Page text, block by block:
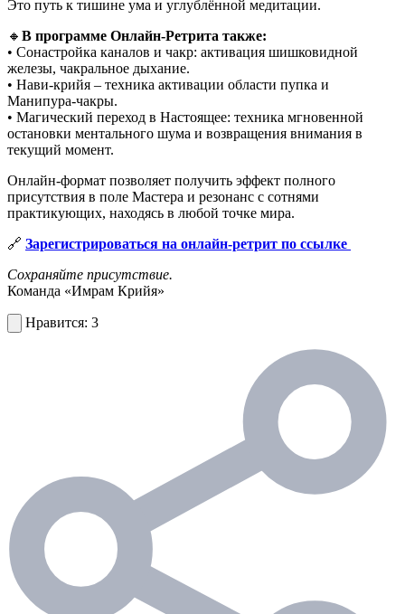
Это путь к тишине ума и углублённой медитации.
🔸 В программе Онлайн-Ретрита также:
• Сонастройка каналов и чакр: активация шишковидной
железы, чакральное дыхание.
• Нави-крийя – техника активации области пупка и
Манипура-чакры.
• Магический переход в Настоящее: техника мгновенной
остановки ментального шума и возвращения внимания в
текущий момент.
Онлайн-формат позволяет получить эффект полного
присутствия в поле Мастера и резонанс с сотнями
практикующих, находясь в любой точке мира.
🔗 Зарегистрироваться на онлайн-ретрит по ссылке
Сохраняйте присутствие.
Команда «Имрам Крийя»
3